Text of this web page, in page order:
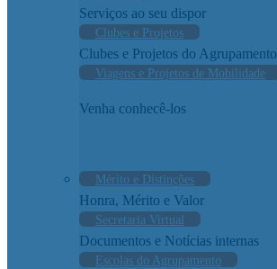
Serviços ao seu dispor
Clubes e Projetos
Clubes e Projetos do Agrupamento
Viagens e Projetos de Mobilidade
Venha conhecê-los
Mérito e Distinções
Honra, Mérito e Valor
Secretaria Virtual
Documentos e Notícias internas
Escolas do Agrupamento